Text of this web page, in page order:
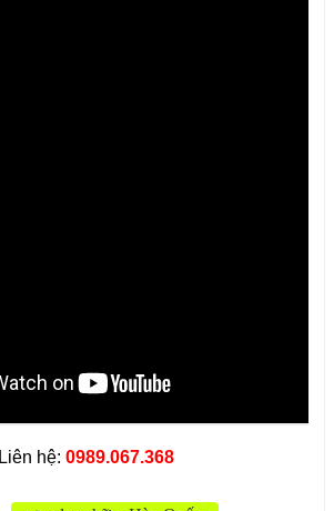
Liên hệ: 0989.067.368